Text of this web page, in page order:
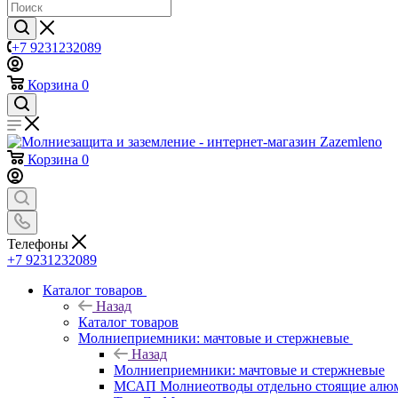
+7 9231232089
Корзина 0
Корзина 0
Телефоны
+7 9231232089
Каталог товаров
Назад
Каталог товаров
Молниеприемники: мачтовые и стержневые
Назад
Молниеприемники: мачтовые и стержневые
МСАП Молниеотводы отдельно стоящие